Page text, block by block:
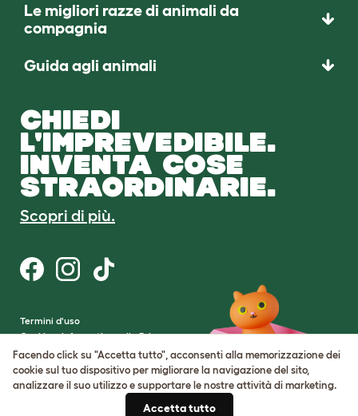
Le migliori razze di animali da
compagnia
Guida agli animali
CHIEDI
L'IMPREVEDIBILE.
INVENTA COSE
STRAORDINARIE.
Scopri di più.
Termini d'uso
Cookie e Informativa sulla Privacy
Cookie Settings
Mappa del sito
Facendo click su "Accetta tutto", acconsenti alla memorizzazione dei
cookie sul tuo dispositivo per migliorare la navigazione del sito,
analizzare il suo utilizzo e supportare le nostre attività di marketing.
Accetta tutto